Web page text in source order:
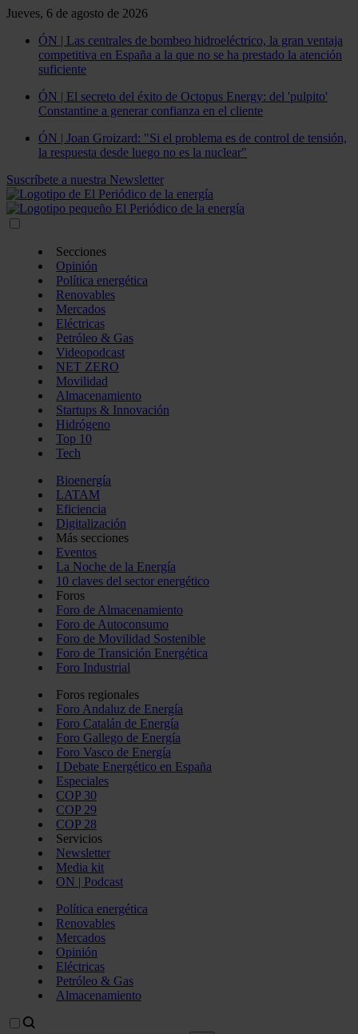
Jueves, 6 de agosto de 2026
ÓN | Las centrales de bombeo hidroeléctrico, la gran ventaja
competitiva en España a la que no se ha prestado la atención
suficiente
ÓN | El secreto del éxito de Octopus Energy: del 'pulpito'
Constantine a generar confianza en el cliente
ÓN | Joan Groizard: "Si el problema es de control de tensión,
la respuesta desde luego no es la nuclear"
Suscríbete a nuestra Newsletter
Secciones
Opinión
Política energética
Renovables
Mercados
Eléctricas
Petróleo & Gas
Videopodcast
NET ZERO
Movilidad
Almacenamiento
Startups & Innovación
Hidrógeno
Top 10
Tech
Bioenergía
LATAM
Eficiencia
Digitalización
Más secciones
Eventos
La Noche de la Energía
10 claves del sector energético
Foros
Foro de Almacenamiento
Foro de Autoconsumo
Foro de Movilidad Sostenible
Foro de Transición Energética
Foro Industrial
Foros regionales
Foro Andaluz de Energía
Foro Catalán de Energía
Foro Gallego de Energía
Foro Vasco de Energía
I Debate Energético en España
Especiales
COP 30
COP 29
COP 28
Servicios
Newsletter
Media kit
ON | Podcast
Política energética
Renovables
Mercados
Opinión
Eléctricas
Petróleo & Gas
Almacenamiento